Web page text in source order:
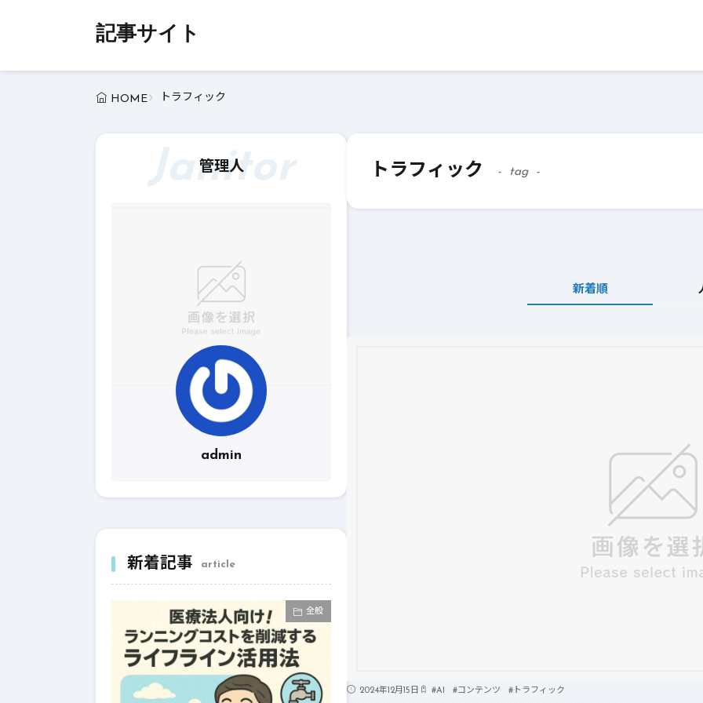
記事サイト
HOME トラフィック
管理人
Janitor
admin
新着記事 article
全般
トラフィック tag
新着順
2024年12月15日 #AI #コンテンツ # トラフィック